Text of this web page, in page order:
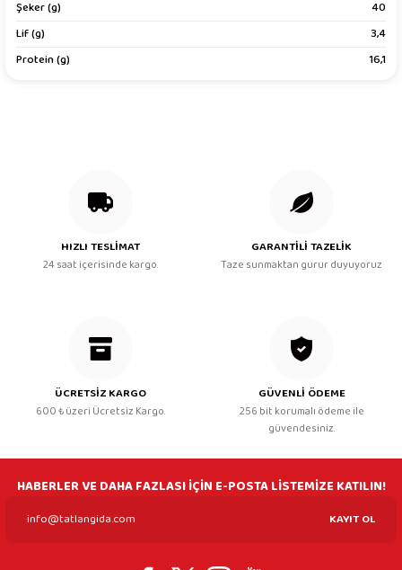
Şeker (g)
40
Lif (g)
3,4
Protein (g)
16,1
HIZLI TESLİMAT
24 saat içerisinde kargo.
GARANTİLİ TAZELİK
Taze sunmaktan gurur duyuyoruz
ÜCRETSİZ KARGO
600 ₺ üzeri Ücretsiz Kargo.
GÜVENLİ ÖDEME
256 bit korumalı ödeme ile
güvendesiniz.
HABERLER VE DAHA FAZLASI İÇİN E-POSTA LİSTEMİZE KATILIN!
KAYIT OL